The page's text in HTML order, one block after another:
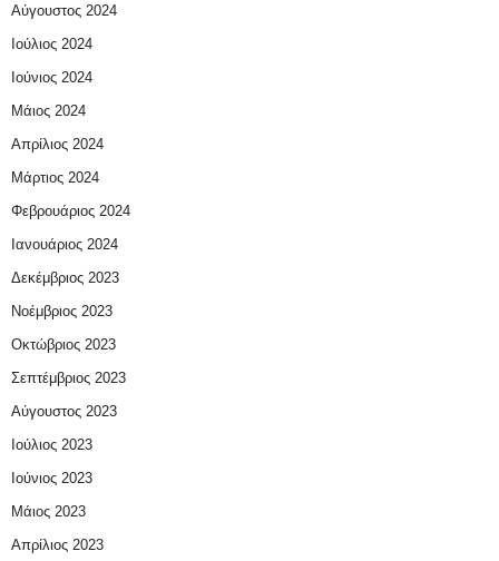
Αύγουστος 2024
Ιούλιος 2024
Ιούνιος 2024
Μάιος 2024
Απρίλιος 2024
Μάρτιος 2024
Φεβρουάριος 2024
Ιανουάριος 2024
Δεκέμβριος 2023
Νοέμβριος 2023
Οκτώβριος 2023
Σεπτέμβριος 2023
Αύγουστος 2023
Ιούλιος 2023
Ιούνιος 2023
Μάιος 2023
Απρίλιος 2023